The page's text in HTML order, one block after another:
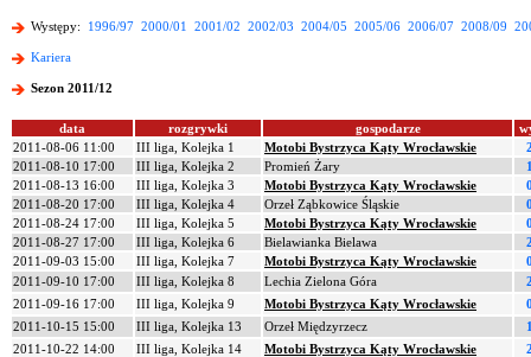
Występy: 1996/97 2000/01 2001/02 2002/03 2004/05 2005/06 2006/07 2008/09
Kariera
Sezon 2011/12
data rozgrywki gospodarze
2011-08-06 11:00
III liga, Kolejka 1 Motobi Bystrzyca Kąty Wrocławskie
2011-08-10 17:00
III liga, Kolejka 2 Promień Żary
2011-08-13 16:00
III liga, Kolejka 3 Motobi Bystrzyca Kąty Wrocławskie
2011-08-20 17:00
III liga, Kolejka 4 Orzeł Ząbkowice Śląskie
2011-08-24 17:00
III liga, Kolejka 5 Motobi Bystrzyca Kąty Wrocławskie
2011-08-27 17:00
III liga, Kolejka 6 Bielawianka Bielawa
2011-09-03 15:00
III liga, Kolejka 7 Motobi Bystrzyca Kąty Wrocławskie
2011-09-10 17:00
III liga, Kolejka 8 Lechia Zielona Góra
2011-09-16 17:00
III liga, Kolejka 9 Motobi Bystrzyca Kąty Wrocławskie
2011-10-15 15:00
III liga, Kolejka 13 Orzeł Międzyrzecz
2011-10-22 14:00
III liga, Kolejka 14 Motobi Bystrzyca Kąty Wrocławskie